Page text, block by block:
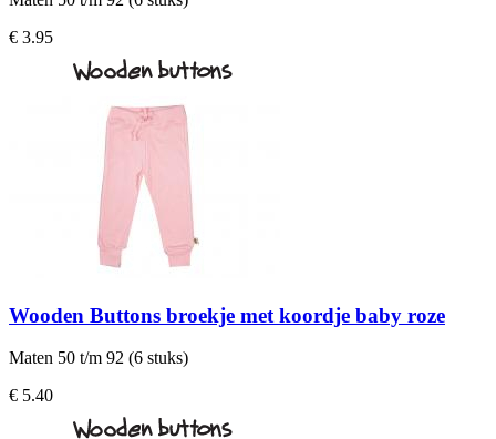
€ 3.95
Wooden Buttons broekje met koordje baby roze
Maten 50 t/m 92 (6 stuks)
€ 5.40